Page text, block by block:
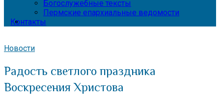
Богослужебные тексты
Пермские епархиальные ведомости
Контакты
Новости
Радость светлого праздника
Воскресения Христова